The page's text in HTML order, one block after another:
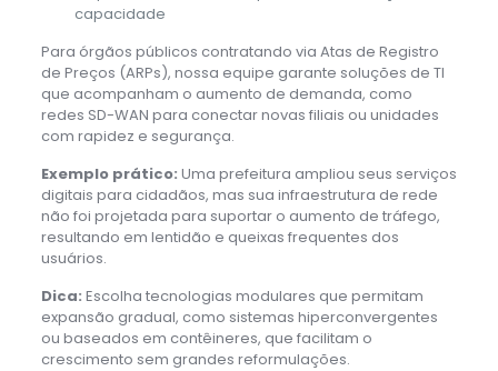
capacidade
Para órgãos públicos contratando via Atas de Registro
de Preços (ARPs), nossa equipe garante soluções de TI
que acompanham o aumento de demanda, como
redes SD-WAN para conectar novas filiais ou unidades
com rapidez e segurança.
Exemplo prático: Uma prefeitura ampliou seus serviços
digitais para cidadãos, mas sua infraestrutura de rede
não foi projetada para suportar o aumento de tráfego,
resultando em lentidão e queixas frequentes dos
usuários.
Dica: Escolha tecnologias modulares que permitam
expansão gradual, como sistemas hiperconvergentes
ou baseados em contêineres, que facilitam o
crescimento sem grandes reformulações.